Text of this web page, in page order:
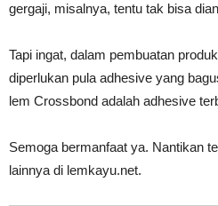
gergaji, misalnya, tentu tak bisa
Tapi ingat, dalam pembuatan
diperlukan pula adhesive yang
lem Crossbond adalah adhesive
Semoga bermanfaat ya. Nantikan
lainnya di lemkayu.net.